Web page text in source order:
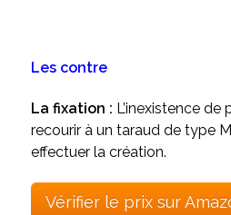
Les contre
La fixation : L’inexistence
recourir à un taraud de type
effectuer la création.
Vérifier le prix sur